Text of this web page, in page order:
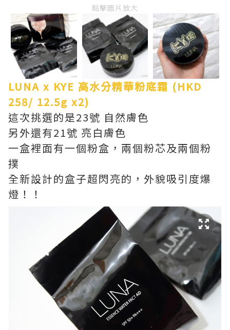
點擊圖片放大
LUNA x KYE 高水分精華粉底霜 (HKD
258/ 12.5g x2)
這次挑選的是23號 自然膚色
另外還有21號 亮白膚色
一盒裡面有一個粉盒，兩個粉芯及兩個粉
撲
全新設計的盒子超閃亮的，外貌吸引度爆
燈！！